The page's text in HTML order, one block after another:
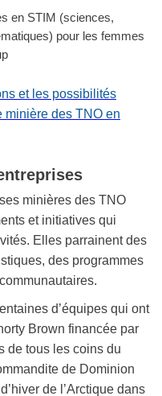
en STIM (sciences,
pour les femmes
et les possibilités
minière des TNO en
minières des TNO
et initiatives qui
Elles parrainent des
des programmes
d’équipes qui ont
Brown financée par
de tous les coins du
de Dominion
de l’Arctique dans